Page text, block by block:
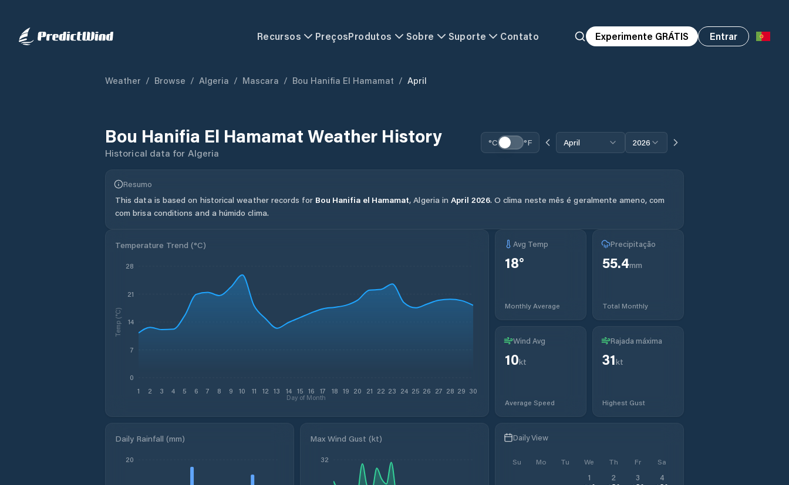
Recursos PreçosProdutos Sobre Suporte Contato Experimente GRÁTIS Entrar
Weather / Browse / Algeria / Mascara / Bou Hanifia El Hamamat / April
Bou Hanifia El Hamamat Weather History
Historical data for Algeria
°C °F April 2026
Resumo
This data is based on historical weather records for Bou Hanifia el Hamamat, Algeria in April 2026.O clima neste mês é geralmente ameno, com
com brisa conditions and a húmido clima.
Temperature Trend (°C)
1 2 3 4 5 6 7 8 9 10 11 12 13 14 15 16 17 18 19 20 21 22 23 24 25 26 27 28 29 30
Day of Month
0
7
14
21
28
Temp (°C)
Avg Temp
18°
Monthly Average
Precipitação
55.4mm
Total Monthly
Wind Avg
10kt
Average Speed
Rajada máxima
31kt
Highest Gust
Daily Rainfall (mm)
20
Max Wind Gust (kt)
32
Daily View
Su Mo Tu We Th Fr Sa
1 2 3 4